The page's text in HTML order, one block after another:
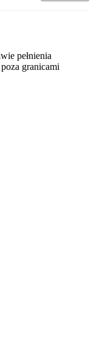
pełnienia
granicami